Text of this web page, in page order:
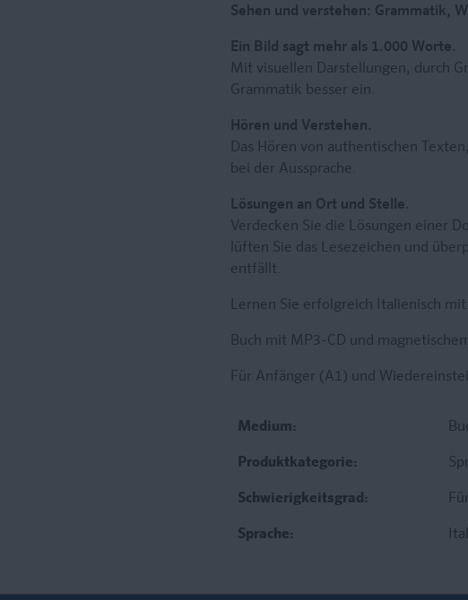
Sehen und verstehen: Grammatik,
Ein Bild sagt mehr als 1.000 Worte.
Mit visuellen Darstellungen, durch
Grammatik besser ein.
Hören und Verstehen.
Das Hören von authentischen
bei der Aussprache.
Lösungen an Ort und Stelle.
Verdecken Sie die Lösungen einer
lüften Sie das Lesezeichen und
entfällt.
Lernen Sie erfolgreich Italienisch
Buch mit MP3-CD und
Für Anfänger (A1) und
Medium:
Produktkategorie:
Schwierigkeitsgrad:
Sprache: